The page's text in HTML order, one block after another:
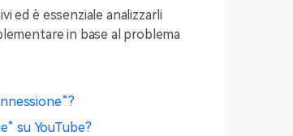
ed è essenziale analizzarli
in base al problema
su YouTube?